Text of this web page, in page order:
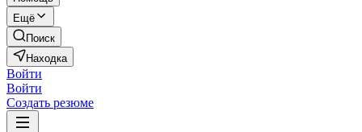
Ещё
Поиск
Находка
Войти
Войти
Создать резюме